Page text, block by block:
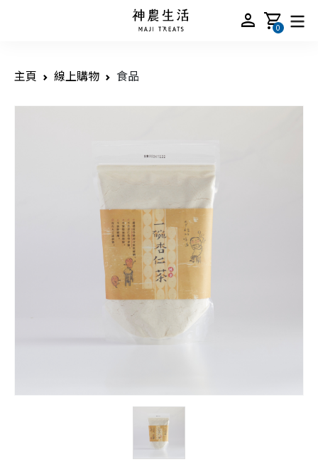
person shopping_cart
0
主頁 線上購物 食品